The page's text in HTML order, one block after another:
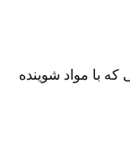
با مواد شوینده